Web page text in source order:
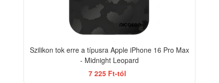
Szilikon tok erre a típusra Apple iPhone 16 Pro Max
- Midnight Leopard
7 225 Ft-tól